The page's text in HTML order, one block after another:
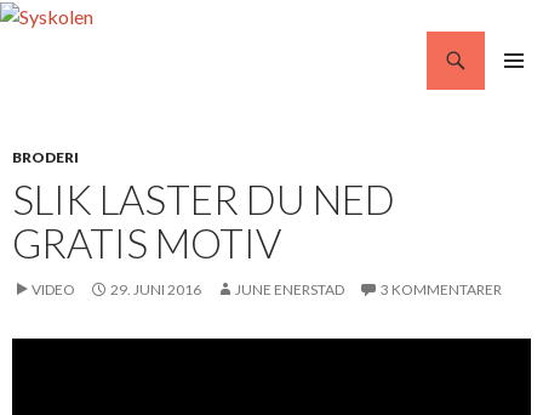
BRODERI
SLIK LASTER DU NED
GRATIS MOTIV
VIDEO 29. JUNI 2016 JUNE ENERSTAD 3 KOMMENTARER